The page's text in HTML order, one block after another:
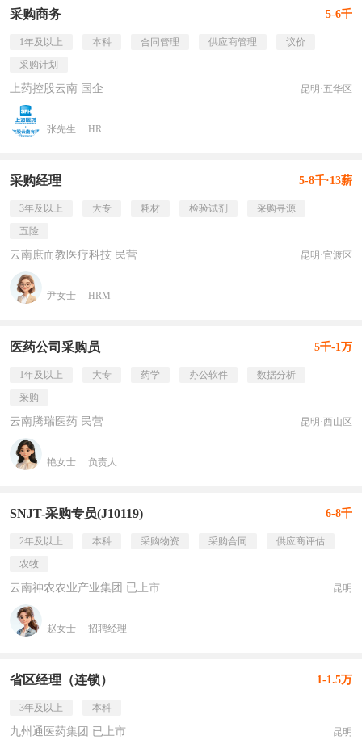
采购商务 5-6千
1年及以上 本科 合同管理 供应商管理
议价
采购计划
上药控股云南 国企 昆明·五华区
张先生 HR
采购经理 5-8千·13薪
3年及以上 大专 耗材 检验试剂
采购寻源
五险
云南庶而教医疗科技 民营 昆明·官渡区
尹女士 HRM
医药公司采购员 5千-1万
1年及以上 大专 药学 办公软件
数据分析
采购
云南腾瑞医药 民营 昆明·西山区
艳女士 负责人
SNJT-采购专员(J10119) 6-8千
2年及以上 本科 采购物资 采购合同
供应商评估
农牧
云南神农农业产业集团 已上市 昆明
赵女士 招聘经理
省区经理（连锁） 1-1.5万
3年及以上 本科
九州通医药集团 已上市 昆明